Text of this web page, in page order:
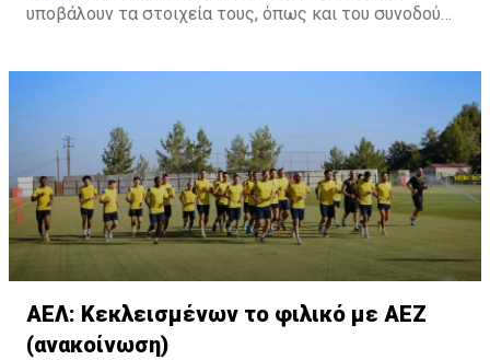
υποβάλουν τα στοιχεία τους, όπως και του συνοδού
ονοματεπώνυμο, αριθμός πινακίδας αυτοκινήτου,
ΑΕΛ: Κεκλεισμένων το φιλικό με ΑΕΖ
(ανακοίνωση)